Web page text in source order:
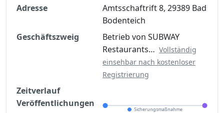
Registrierung verfügbar
Jetzt kostenlos registrieren
Adresse
Amtsschaftrift 8, 29389 Bad
Bodenteich
Geschäftszweig
Betrieb von SUBWAY
Restaurants… Vollständig
einsehbar nach kostenloser
Registrierung
Zeitverlauf
Veröffentlichungen
Sicherungsmaßnahme